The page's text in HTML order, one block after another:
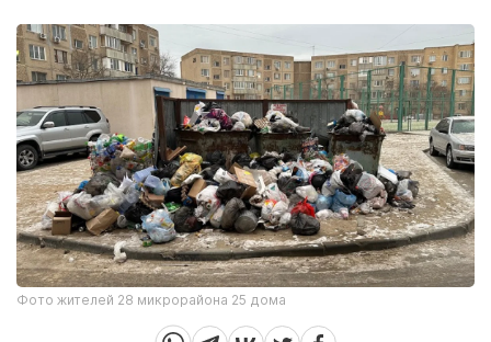
Фото жителей 28 микрорайона 25 дома